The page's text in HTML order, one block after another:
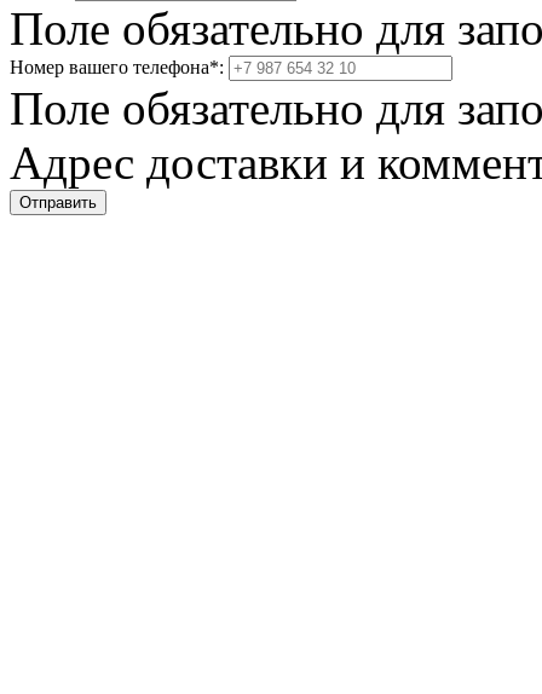
Поле обязательно для
Номер вашего телефона*:
Поле обязательно для
Адрес доставки и